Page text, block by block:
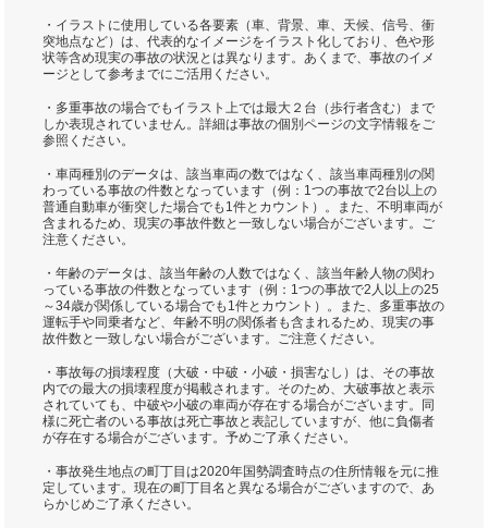
・イラストに使用している各要素（車、背景、車、天候、信号、衝
突地点など）は、代表的なイメージをイラスト化しており、色や形
状等含め現実の事故の状況とは異なります。あくまで、事故のイメ
ージとして参考までにご活用ください。
・多重事故の場合でもイラスト上では最大２台（歩行者含む）まで
しか表現されていません。詳細は事故の個別ページの文字情報をご
参照ください。
・車両種別のデータは、該当車両の数ではなく、該当車両種別の関
わっている事故の件数となっています（例：1つの事故で2台以上の
普通自動車が衝突した場合でも1件とカウント）。また、不明車両が
含まれるため、現実の事故件数と一致しない場合がございます。ご
注意ください。
・年齢のデータは、該当年齢の人数ではなく、該当年齢人物の関わ
っている事故の件数となっています（例：1つの事故で2人以上の25
～34歳が関係している場合でも1件とカウント）。また、多重事故の
運転手や同乗者など、年齢不明の関係者も含まれるため、現実の事
故件数と一致しない場合がございます。ご注意ください。
・事故毎の損壊程度（大破・中破・小破・損害なし）は、その事故
内での最大の損壊程度が掲載されます。そのため、大破事故と表示
されていても、中破や小破の車両が存在する場合がございます。同
様に死亡者のいる事故は死亡事故と表記していますが、他に負傷者
が存在する場合がございます。予めご了承ください。
・事故発生地点の町丁目は2020年国勢調査時点の住所情報を元に推
定しています。現在の町丁目名と異なる場合がございますので、あ
らかじめご了承ください。